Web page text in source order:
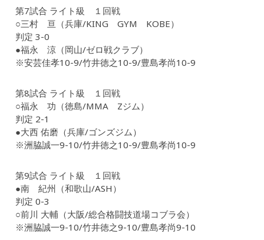
第7試合 ライト級 １回戦
○三村 亘（兵庫/KING GYM KOBE）
判定 3-0
●福永 涼（岡山/ゼロ戦クラブ）
※安芸佳孝10-9/竹井徳之10-9/豊島孝尚10-9
第8試合 ライト級 １回戦
○福永 功（徳島/MMA Zジム）
判定 2-1
●大西 佑磨（兵庫/ゴンズジム）
※洲脇誠一9-10/竹井徳之10-9/豊島孝尚10-9
第9試合 ライト級 １回戦
●南 紀州（和歌山/ASH）
判定 0-3
○前川 大輔（大阪/総合格闘技道場コブラ会）
※洲脇誠一9-10/竹井徳之9-10/豊島孝尚9-10